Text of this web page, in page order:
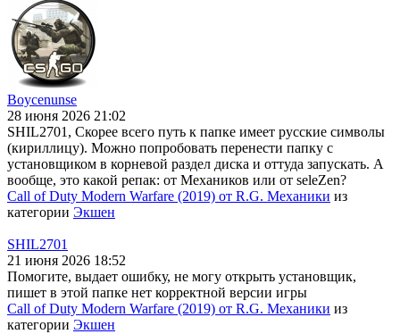
Boycenunse
28 июня 2026 21:02
SHIL2701, Скорее всего путь к папке имеет русские символы
(кириллицу). Можно попробовать перенести папку с
установщиком в корневой раздел диска и оттуда запускать. А
вообще, это какой репак: от Механиков или от seleZen?
Call of Duty Modern Warfare (2019) от R.G. Механики из
категории Экшен
SHIL2701
21 июня 2026 18:52
Помогите, выдает ошибку, не могу открыть установщик,
пишет в этой папке нет корректной версии игры
Call of Duty Modern Warfare (2019) от R.G. Механики из
категории Экшен